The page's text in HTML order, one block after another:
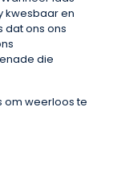
kwesbaar en
dat ons ons
die
om weerloos te